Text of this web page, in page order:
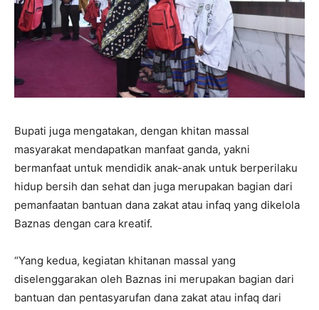
Bupati juga mengatakan, dengan khitan massal
masyarakat mendapatkan manfaat ganda, yakni
bermanfaat untuk mendidik anak-anak untuk berperilaku
hidup bersih dan sehat dan juga merupakan bagian dari
pemanfaatan bantuan dana zakat atau infaq yang dikelola
Baznas dengan cara kreatif.
“Yang kedua, kegiatan khitanan massal yang
diselenggarakan oleh Baznas ini merupakan bagian dari
bantuan dan pentasyarufan dana zakat atau infaq dari